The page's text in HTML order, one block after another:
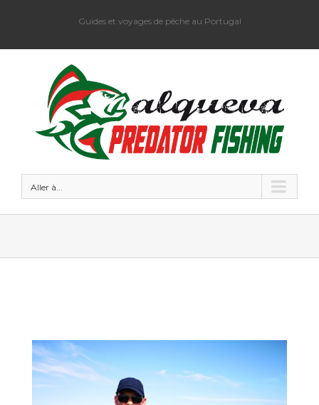
Guides et voyages de pêche au Portugal
Aller à...